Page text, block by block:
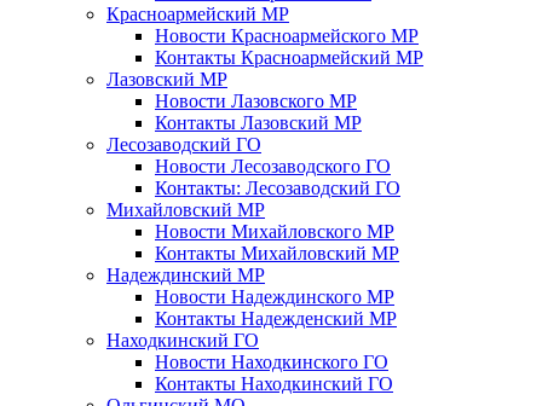
Красноармейский МР
Новости Красноармейского МР
Контакты Красноармейский МР
Лазовский МР
Новости Лазовского МР
Контакты Лазовский МР
Лесозаводский ГО
Новости Лесозаводского ГО
Контакты: Лесозаводский ГО
Михайловский МР
Новости Михайловского МР
Контакты Михайловский МР
Надеждинский МР
Новости Надеждинского МР
Контакты Надежденский МР
Находкинский ГО
Новости Находкинского ГО
Контакты Находкинский ГО